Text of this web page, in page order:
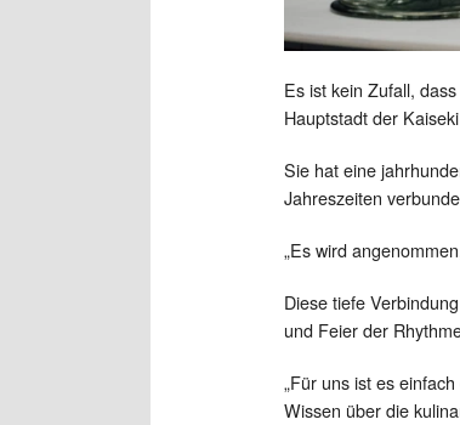
Es ist kein Zufall,
Hauptstadt der
Sie hat eine
Jahreszeiten
„Es wird
Diese tiefe
und Feier der
„Für uns ist es
Wissen über die